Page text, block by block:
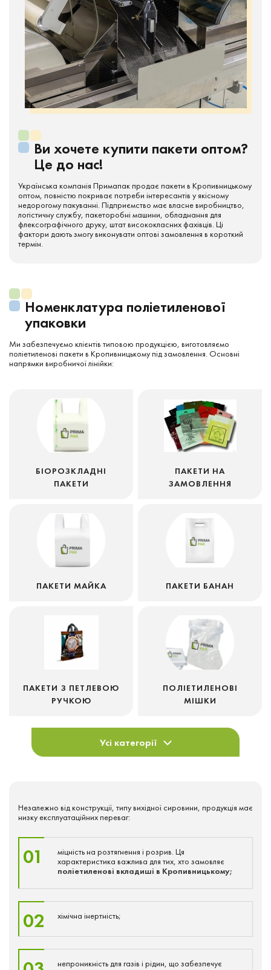
Ви хочете купити пакети оптом?
Це до нас!
Українська компанія Примапак продає пакети в Кропивницькому
оптом, повністю покриває потреби інтересантів у якісному
недорогому пакуванні. Підприємство має власне виробництво,
логістичну службу, пакеторобні машини, обладнання для
флексографічного друку, штат висококласних фахівців. Ці
фактори дають змогу виконувати оптові замовлення в короткий
термін.
Номенклатура поліетиленової
упаковки
Ми забезпечуємо клієнтів типовою продукцією, виготовляємо
поліетиленові пакети в Кропивницькому під замовлення. Основні
напрямки виробничої лінійки:
БІОРОЗКЛАДНІ
ПАКЕТИ
ПАКЕТИ НА
ЗАМОВЛЕННЯ
ПАКЕТИ МАЙКА ПАКЕТИ БАНАН
ПАКЕТИ З ПЕТЛЕВОЮ
РУЧКОЮ
ПОЛІЕТИЛЕНОВІ
МІШКИ
Усі категорії
Незалежно від конструкції, типу вихідної сировини, продукція має
низку експлуатаційних переваг:
01
міцність на розтягнення і розрив. Ця
характеристика важлива для тих, хто замовляє
поліетиленові вкладиші в Кропивницькому;
02 хімічна інертність;
непроникність для газів і рідин, що забезпечує